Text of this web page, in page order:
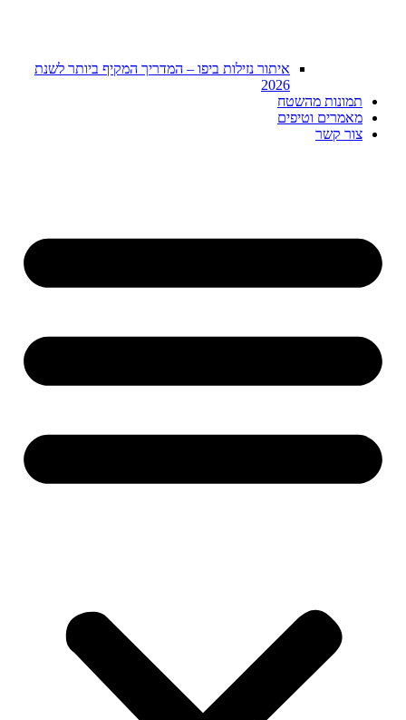
איתור נזילות ביפו – המדריך המקיף ביותר לשנת
2026
תמונות מהשטח
מאמרים וטיפים
צור קשר